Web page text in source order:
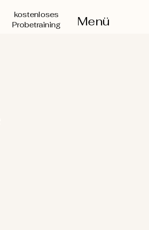
Menü
kostenloses
Probetraining